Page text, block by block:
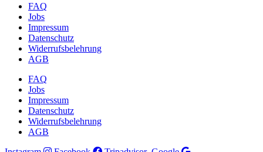
FAQ
Jobs
Impressum
Datenschutz
Widerrufsbelehrung
AGB
FAQ
Jobs
Impressum
Datenschutz
Widerrufsbelehrung
AGB